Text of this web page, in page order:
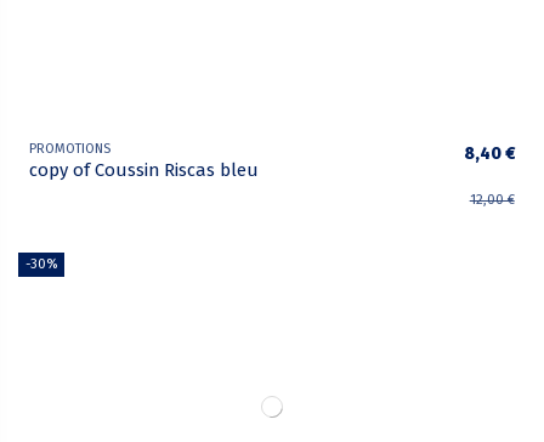
PROMOTIONS
copy of Coussin Riscas bleu
8,40 €
12,00 €
-30%